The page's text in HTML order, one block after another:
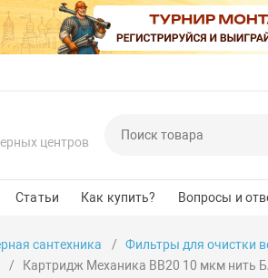
центров
Статьи Как купить? Вопросы и
сантехника Фильтры для очистки
Картридж Механика BB20 10 мкм нить